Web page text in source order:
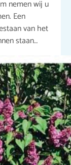
nemen wij u
Een
van het
staan…